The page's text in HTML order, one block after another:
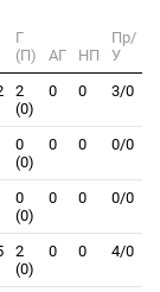
Г
(П)
АГ НП
Пр/
У
2
(0)
0 0 3/0
0
(0)
0 0 0/0
0
(0)
0 0 0/0
2
(0)
0 0 4/0